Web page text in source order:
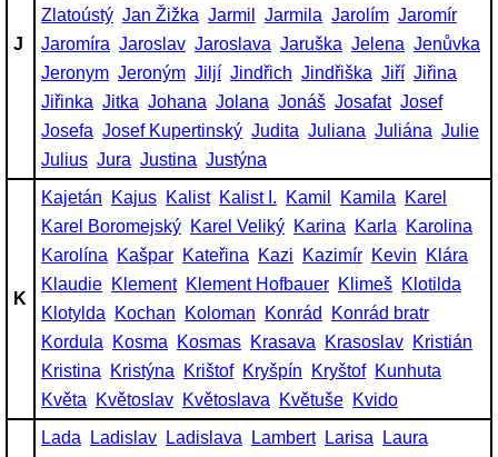
J
Zlatoústý Jan Žižka Jarmil Jarmila Jarolím Jaromír
Jaromíra Jaroslav Jaroslava Jaruška Jelena Jenůvka
Jeronym Jeroným Jiljí Jindřich Jindřiška Jiří Jiřina
Jiřinka Jitka Johana Jolana Jonáš Josafat Josef
Josefa Josef Kupertinský Judita Juliana Juliána Julie
Julius Jura Justina Justýna
K
Kajetán Kajus Kalist Kalist I. Kamil Kamila
Karel
Karel Boromejský Karel Veliký Karina Karla
Karolina
Karolína
Kašpar Kateřina Kazi Kazimír Kevin
Klára
Klaudie Klement Klement Hofbauer Klimeš Klotilda
Klotylda
Kochan Koloman Konrád
Konrád bratr
Kordula
Kosma Kosmas Krasava Krasoslav Kristián
Kristina
Kristýna Krištof Kryšpín Kryštof Kunhuta
Květa
Květoslav Květoslava Květuše Kvido
Lada
Ladislav Ladislava Lambert Larisa
Laura